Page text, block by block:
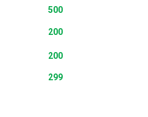
500
200
200
299